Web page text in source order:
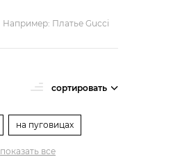
сортировать
на пуговицах
показать все